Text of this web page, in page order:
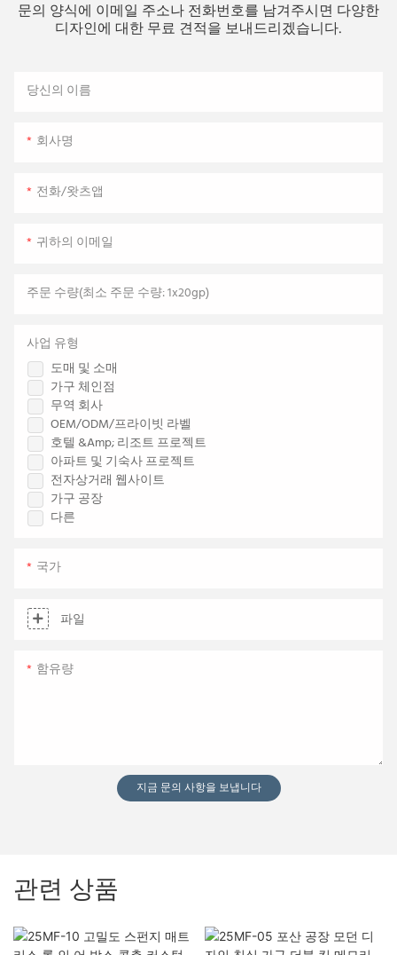
문의 양식에 이메일 주소나 전화번호를 남겨주시면 다양한
디자인에 대한 무료 견적을 보내드리겠습니다.
당신의 이름
회사명
전화/왓츠앱
귀하의 이메일
주문 수량(최소 주문 수량: 1x20gp)
도매 및 소매
가구 체인점
무역 회사
OEM/ODM/프라이빗 라벨
호텔 &amp; 리조트 프로젝트
아파트 및 기숙사 프로젝트
전자상거래 웹사이트
가구 공장
다른
사업 유형
국가
파일
함유량
지금 문의 사항을 보냅니다
관련 상품